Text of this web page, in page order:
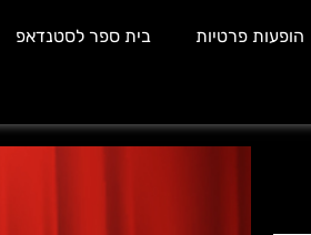
הופעות פרטיות בית ספר לסטנדאפ